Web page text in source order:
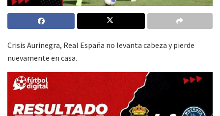
Crisis Aurinegra, Real España no levanta cabeza y pierde
nuevamente en casa.